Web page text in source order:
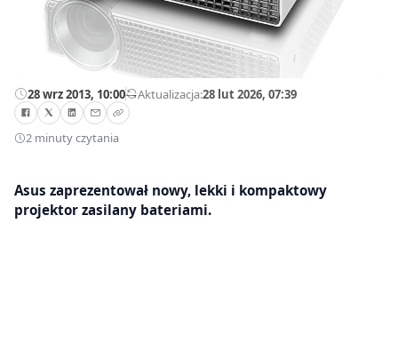
28 wrz 2013, 10:00—Aktualizacja:28 lut 2026, 07:39
2 minuty czytania
Asus zaprezentował nowy, lekki i kompaktowy
projektor zasilany bateriami.